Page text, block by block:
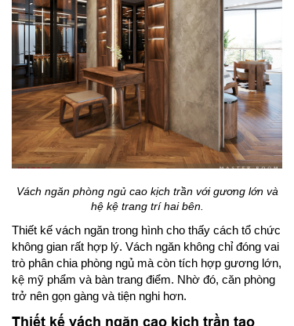
Vách ngăn phòng ngủ cao kịch trần với gương lớn và
hệ kệ trang trí hai bên.
Thiết kế vách ngăn trong hình cho thấy cách tổ chức
không gian rất hợp lý. Vách ngăn không chỉ đóng vai
trò phân chia phòng ngủ mà còn tích hợp gương lớn,
kệ mỹ phẩm và bàn trang điểm. Nhờ đó, căn phòng
trở nên gọn gàng và tiện nghi hơn.
Thiết kế vách ngăn cao kịch trần tạo